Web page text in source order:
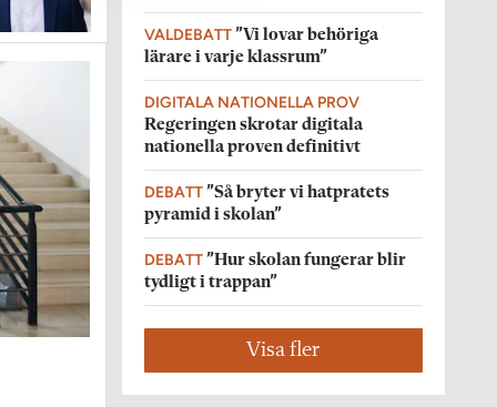
VALDEBATT ”Vi lovar behöriga
lärare i varje klassrum”
DIGITALA NATIONELLA PROV
Regeringen skrotar digitala
nationella proven definitivt
DEBATT ”Så bryter vi hatpratets
pyramid i skolan”
DEBATT ”Hur skolan fungerar blir
tydligt i trappan”
Visa fler